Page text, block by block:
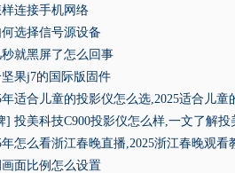
连接手机网络
选择信号源设备
就黑屏了怎么回事
果j7的国际版固件
年适合儿童的投影仪怎么选,2025适合儿童
] 投美科技C900投影仪怎么样,一文了解投
年怎么看浙江春晚直播,2025浙江春晚观看
面比例怎么设置